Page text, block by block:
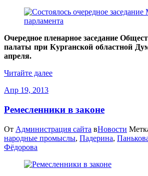
Очередное пленарное заседание
палаты при Курганской областной
апреля.
Читайте далее
Апр 19, 2013
Ремесленники в законе
От Администрация сайта вНовости
народные промыслы, Падерина,
Фёдорова